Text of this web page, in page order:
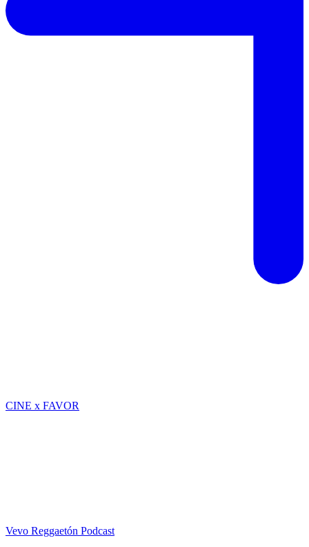
CINE x FAVOR
Vevo Reggaetón Podcast